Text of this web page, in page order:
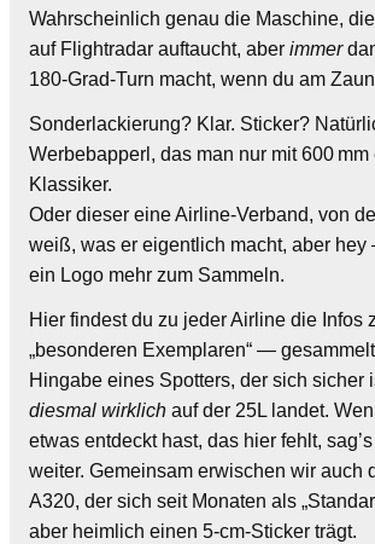
Wahrscheinlich genau die Maschine,
auf Flightradar auftaucht, aber immer
180‑Grad‑Turn macht, wenn du am
Sonderlackierung? Klar. Sticker?
Werbebapperl, das man nur mit 600 mm
Klassiker.
Oder dieser eine Airline‑Verband, von
weiß, was er eigentlich macht, aber
ein Logo mehr zum Sammeln.
Hier findest du zu jeder Airline die Infos
„besonderen Exemplaren“ —
Hingabe eines Spotters, der sich sicher
diesmal wirklich auf der 25L landet.
etwas entdeckt hast, das hier fehlt,
weiter. Gemeinsam erwischen wir auch
A320, der sich seit Monaten als
aber heimlich einen 5‑cm‑Sticker trägt.